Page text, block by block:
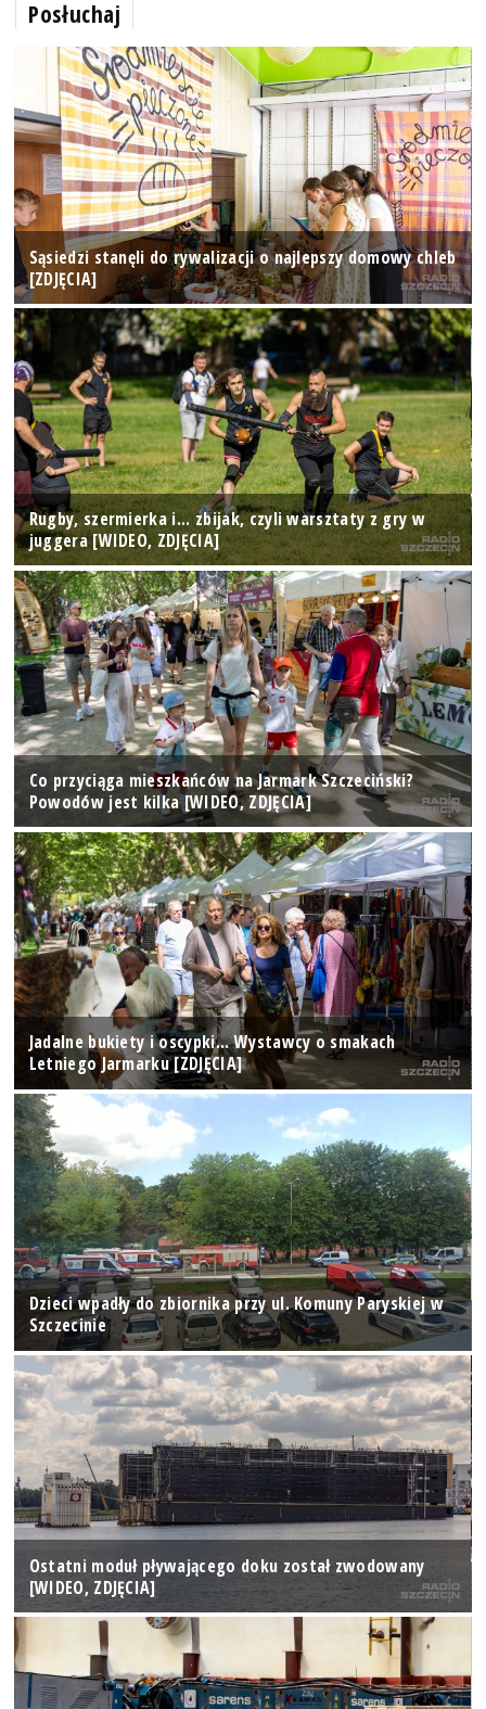
Posłuchaj
Sąsiedzi stanęli do rywalizacji o najlepszy domowy chleb
[ZDJĘCIA]
Rugby, szermierka i... zbijak, czyli warsztaty z gry w
juggera [WIDEO, ZDJĘCIA]
Co przyciąga mieszkańców na Jarmark Szczeciński?
Powodów jest kilka [WIDEO, ZDJĘCIA]
Jadalne bukiety i oscypki... Wystawcy o smakach
Letniego Jarmarku [ZDJĘCIA]
Dzieci wpadły do zbiornika przy ul. Komuny Paryskiej w
Szczecinie
Ostatni moduł pływającego doku został zwodowany
[WIDEO, ZDJĘCIA]